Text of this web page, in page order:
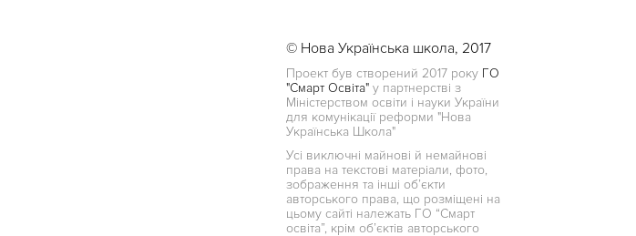
© Нова Українська школа, 2017
Проект був створений 2017 року ГО
"Смарт Освіта" у партнерстві з
Міністерством освіти і науки України
для комунікації реформи "Нова
Українська Школа"
Усі виключні майнові й немайнові
права на текстові матеріали, фото,
зображення та інші об’єкти
авторського права, що розміщені на
цьому сайті належать ГО “Смарт
освіта”, крім об’єктів авторського